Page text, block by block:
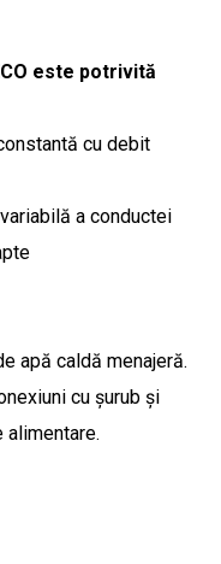
este potrivită
cu debit
a conductei
apă caldă menajeră.
cu șurub și
alimentare.